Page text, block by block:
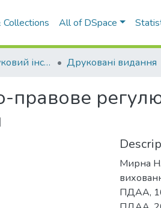
Collections All of DSpace
Навчально-науковий інститут економіки, управління, права та інформаційних технологій Друковані видання
правове
Мирна
ПДАА,